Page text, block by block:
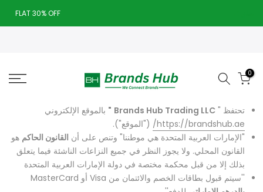
تخطى
الى
FLAT 30% OFF
Today deal sale off 70%. End in. Hurry Up!!
0
تحتفظ " Brands Hub Trading LLC
" بالموقع الإلكتروني
https://brandshub.ae/
("الموقع").
"الإمارات العربية المتحدة هي موطننا" وتنص على أن القانون الحاكم هو
القانون المحلي. ولا يجوز النظر في جميع النزاعات الناشئة فيما يتعلق
بذلك إلا من قبل محكمة مختصة في دولة الإمارات العربية المتحدة
''سيتم قبول بطاقات الخصم والائتمان من Visa أو MasterCard